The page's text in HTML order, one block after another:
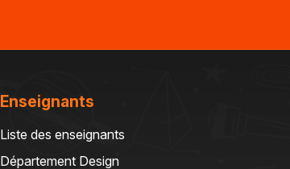
Enseignants
Liste des enseignants
Département Design